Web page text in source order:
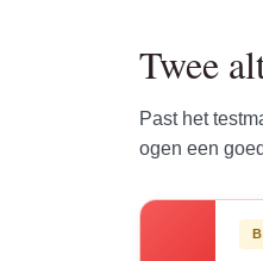
Twee
Past het
ogen een